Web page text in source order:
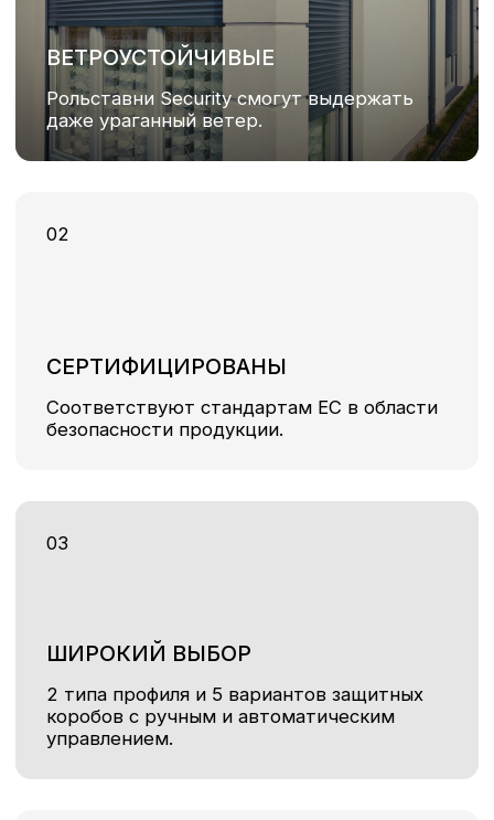
2 типа профиля и 5 вариантов защитных
коробов с ручным и автоматическим
управлением.
ШИРОКИЙ ВЫБОР
БЕЗОПАСНЫЕ
с высокими требованиями к безопасности.
05
НЕ МОЖЕТЕ ОПРЕДЕЛИТЬСЯ